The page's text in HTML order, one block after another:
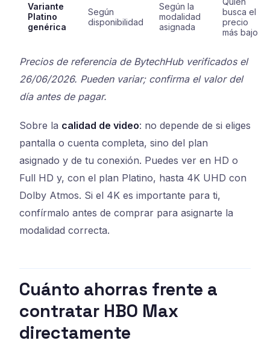
Variante
Platino
genérica
Según
disponibilidad
Según la
modalidad
asignada
busca el
precio
más bajo
Precios de referencia de BytechHub verificados el
26/06/2026. Pueden variar; confirma el valor del
día antes de pagar.
Sobre la calidad de video: no depende de si eliges
pantalla o cuenta completa, sino del plan
asignado y de tu conexión. Puedes ver en HD o
Full HD y, con el plan Platino, hasta 4K UHD con
Dolby Atmos. Si el 4K es importante para ti,
confírmalo antes de comprar para asignarte la
modalidad correcta.
Cuánto ahorras frente a
contratar HBO Max
directamente